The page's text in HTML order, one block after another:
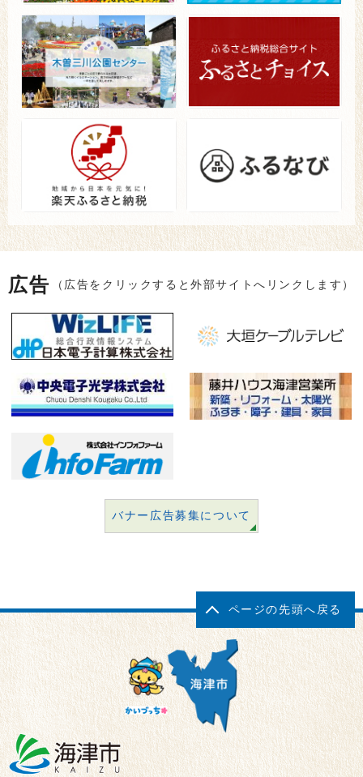
広告 （広告をクリックすると外部サイトへリンクします）
バナー広告募集について
ページの先頭へ戻る